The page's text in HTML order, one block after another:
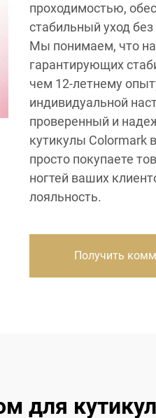
проходимостью,
стабильный уход
Мы понимаем, что
гарантирующих
чем 12-летнему
индивидуальной
проверенный и
кутикулы Colormark
просто покупаете
ногтей ваших
лояльность.
Получить
для